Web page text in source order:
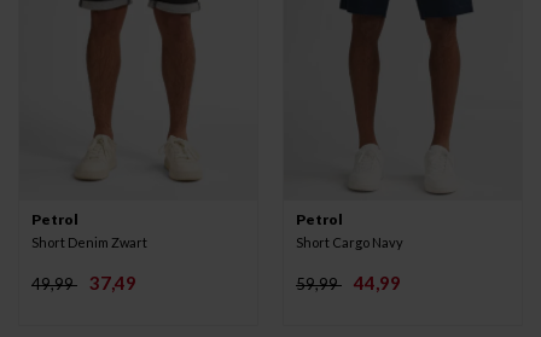
Petrol
Short Denim Zwart
49,99 37,49
Petrol
Short Cargo Navy
59,99 44,99